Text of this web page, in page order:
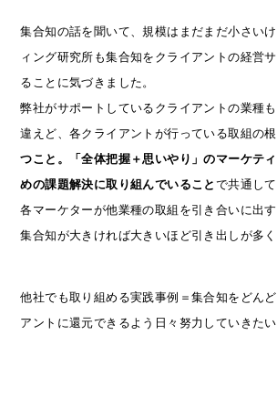
集合知の話を聞いて、規模はまだまだ小さい
ィング研究所も集合知をクライアントの経営
ることに気づきました。
弊社がサポートしているクライアントの業種
違えど、各クライアントが行っている取組の根
つこと。「全体把握＋思いやり」のマーケテ
めの課題解決に取り組んでいること で共通して
各マーケターが他業種の取組を引き合いに出す
集合知が大きければ大きいほど引き出しが多く
他社でも取り組める実践事例＝集合知をどん
アントに還元できるよう日々努力していきたい